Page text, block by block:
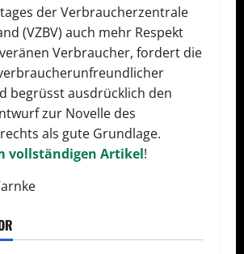
der Verbraucherzentrale
(VZBV) auch mehr Respekt
Verbraucher, fordert die
begrüsst ausdrücklich den
zur Novelle des
als gute Grundlage.
vollständigen Artikel!